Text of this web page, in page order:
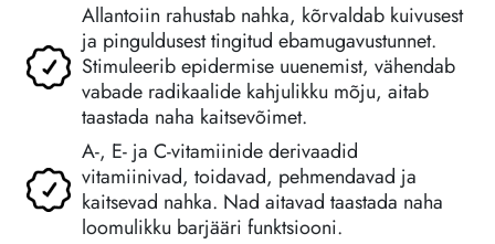
Allantoiin rahustab nahka, kõrvaldab kuivusest
ja pinguldusest tingitud ebamugavustunnet.
Stimuleerib epidermise uuenemist, vähendab
vabade radikaalide kahjulikku mõju, aitab
taastada naha kaitsevõimet.
A-, E- ja C-vitamiinide derivaadid
vitamiinivad, toidavad, pehmendavad ja
kaitsevad nahka. Nad aitavad taastada naha
loomulikku barjääri funktsiooni.